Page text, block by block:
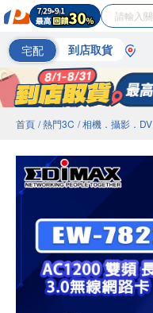
宅配 到店取貨
首頁 / 熱門3C / 相機．攝影．DV